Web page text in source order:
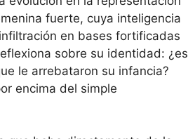
fuerte, cuya inteligencia
en bases fortificadas
sobre su identidad: ¿es
le arrebataron su infancia?
encima del simple